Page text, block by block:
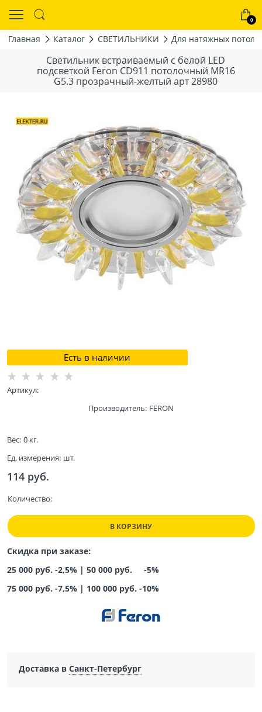
0
Главная Каталог СВЕТИЛЬНИКИ Для натяжных
Светильник встраиваемый с белой LED
подсветкой Feron CD911 потолочный MR16
G5.3 прозрачный-желтый арт 28980
Есть в наличии
Артикул:
Производитель: FERON
Вес: 0 кг.
Ед. измерения: шт.
114 руб.
Количество:
В КОРЗИНУ
Скидка при заказе:
25 000 руб. -2,5% | 50 000 руб. -5%
75 000 руб. -7,5% | 100 000 руб. -10%
Доставка в Санкт-Петербург